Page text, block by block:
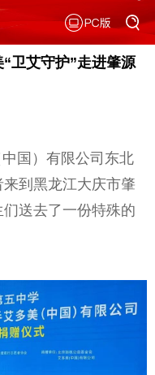
卫艾守护”走进肇源
国）有限公司东北
到黑龙江大庆市肇
送去了一份特殊的